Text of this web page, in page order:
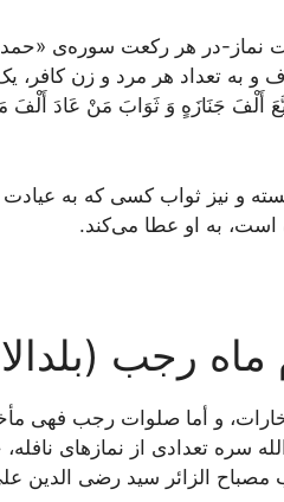
در هر رکعت سوره‌ى
و به تعداد هر مرد و زن
أَلْفَ جَنَازَهٍ وَ ثَوَابَ مَنْ عَادَ
و نیز ثواب کسى که به عیادت
است، به او عطا می‌کند.
رجب
و أما صلوات رجب‏ فهی
تعدادی از نمازهای نافله،
مصباح الزائر سید رضی